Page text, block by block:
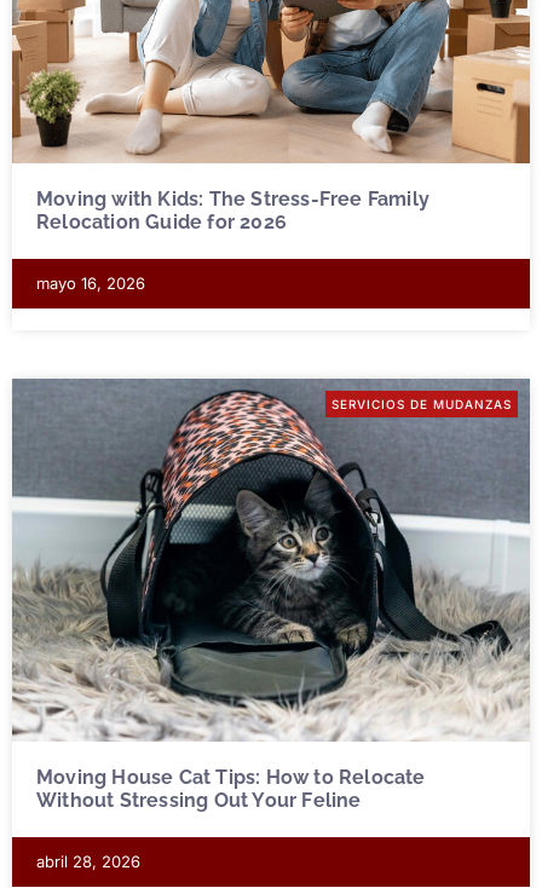
Moving with Kids: The Stress-Free Family
Relocation Guide for 2026
mayo 16, 2026
SERVICIOS DE MUDANZAS
Moving House Cat Tips: How to Relocate
Without Stressing Out Your Feline
abril 28, 2026